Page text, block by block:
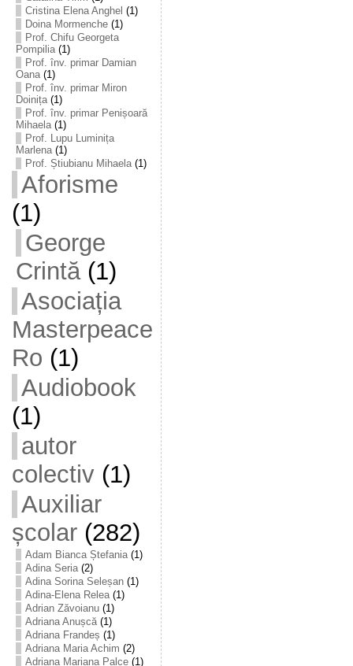
Cristina Elena Anghel (1)
Doina Mormenche(1)
Prof. Chifu Georgeta
Pompilia(1)
Prof. înv. primar Damian
Oana(1)
Prof. înv. primar Miron
Doinița(1)
Prof. înv. primar Penișoară
Mihaela(1)
Prof. Lupu Luminița
Marlena(1)
Prof. Știubianu Mihaela(1)
Aforisme
(1)
George
Crintă(1)
Asociația
Masterpeace
Ro (1)
Audiobook
(1)
autor
colectiv(1)
Auxiliar
școlar(282)
Adam Bianca Ștefania(1)
Adina Seria(2)
Adina Sorina Seleșan(1)
Adina-Elena Relea(1)
Adrian Zăvoianu(1)
Adriana Anușcă(1)
Adriana Frandeș (1)
Adriana Maria Achim (2)
Adriana Mariana Palce(1)